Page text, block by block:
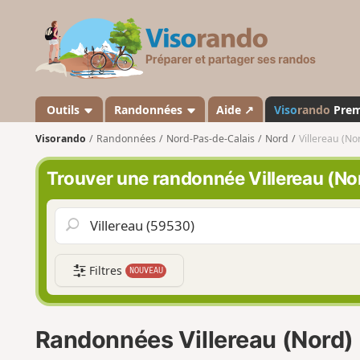
s
a
n
d
o
Outils Randonnées Aide ↗ Visorando
Visorando Randonnées Nord-Pas-de-Calais Nord Villereau
Trouver une randonnée Villereau
Filtres NOUVEAU
Randonnées Villereau (Nord)